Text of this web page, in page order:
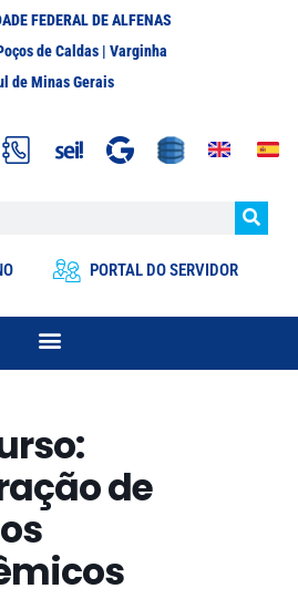
FEDERAL DE ALFENAS
de Caldas | Varginha
de Minas Gerais
PORTAL DO SERVIDOR
de